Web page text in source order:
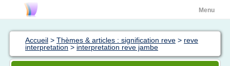
Menu
Accueil > Thèmes & articles : signification reve > reve
interpretation > interpretation reve jambe